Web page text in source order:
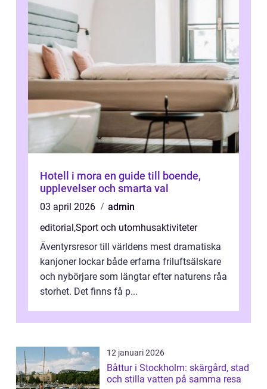
Hotell i mora en guide till boende,
upplevelser och smarta val
03 april 2026
admin
editorial ,Sport och utomhusaktiviteter
Äventyrsresor till världens mest dramatiska
kanjoner lockar både erfarna friluftsälskare
och nybörjare som längtar efter naturens råa
storhet. Det finns få p...
12 januari 2026
Båttur i Stockholm: skärgård, stad
och stilla vatten på samma resa